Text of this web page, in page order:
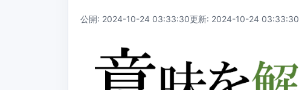
公開: 2024-10-24 03:33:30更新: 2024-10-24 03:33:30